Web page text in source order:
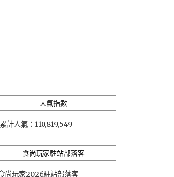
人氣指數
累計人氣： 110,819,549
食尚玩家駐站部落客